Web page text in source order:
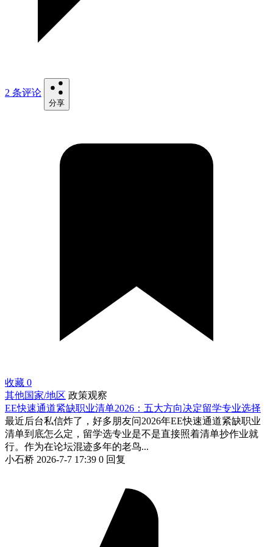
2 条评论
分享
收藏 0
其他国家/地区 政策观察
EE快速通道紧缺职业清单2026：五大方向决定留学专业选择
最近后台私信炸了，好多朋友问2026年EE快速通道紧缺职业
清单到底怎么定，留学选专业是不是直接照着清单抄作业就
行。作为在论坛混迹多年的老鸟...
小石桥 2026-7-7 17:39 0 回复